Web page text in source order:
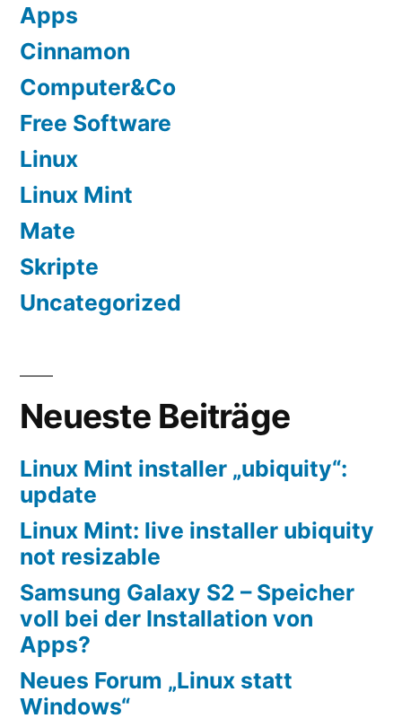
Apps
Cinnamon
Computer&Co
Free Software
Linux
Linux Mint
Mate
Skripte
Uncategorized
Neueste Beiträge
Linux Mint installer „ubiquity“:
update
Linux Mint: live installer ubiquity
not resizable
Samsung Galaxy S2 – Speicher
voll bei der Installation von
Apps?
Neues Forum „Linux statt
Windows“